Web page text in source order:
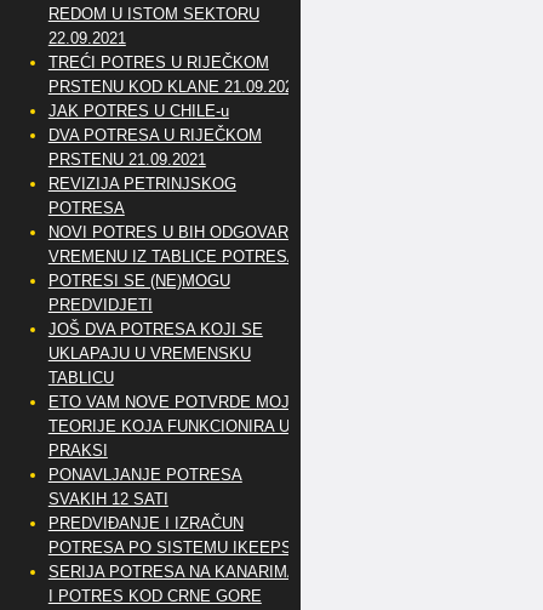
REDOM U ISTOM SEKTORU
22.09.2021
TREĆI POTRES U RIJEČKOM
PRSTENU KOD KLANE 21.09.2021
JAK POTRES U CHILE-u
DVA POTRESA U RIJEČKOM
PRSTENU 21.09.2021
REVIZIJA PETRINJSKOG
POTRESA
NOVI POTRES U BIH ODGOVARA
VREMENU IZ TABLICE POTRESA
POTRESI SE (NE)MOGU
PREDVIDJETI
JOŠ DVA POTRESA KOJI SE
UKLAPAJU U VREMENSKU
TABLICU
ETO VAM NOVE POTVRDE MOJE
TEORIJE KOJA FUNKCIONIRA U
PRAKSI
PONAVLJANJE POTRESA
SVAKIH 12 SATI
PREDVIĐANJE I IZRAČUN
POTRESA PO SISTEMU IKEEPS
SERIJA POTRESA NA KANARIMA
I POTRES KOD CRNE GORE